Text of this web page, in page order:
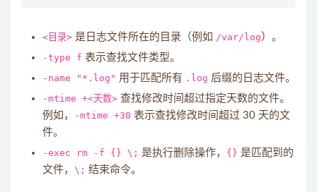
<目录> 是日志文件所在的目录（例如 /var/log）。
-type f 表示查找文件类型。
-name "*.log" 用于匹配所有 .log 后缀的日志文件。
-mtime +<天数> 查找修改时间超过指定天数的文件。
例如，
-mtime +30 表示查找修改时间超过 30 天的文
件。
-exec rm -f {} \; 是执行删除操作， {} 是匹配到的
文件， \; 结束命令。